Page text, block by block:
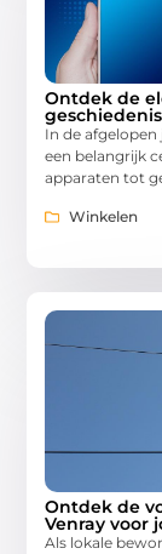
Ontdek de
In de
een belangrijk
apparaten tot
Winkelen
Ontdek de
Venray voor
Als lokale